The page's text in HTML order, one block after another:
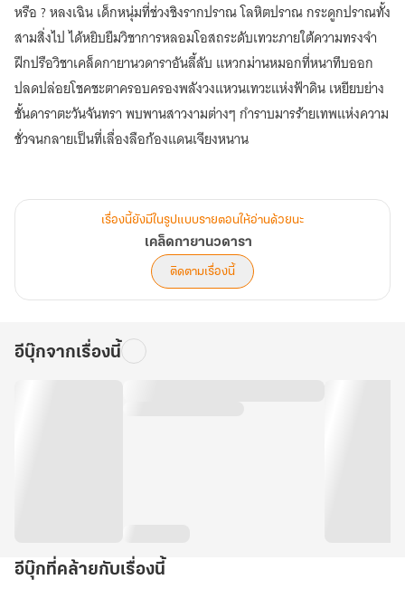
หรือ ? หลงเฉิน เด็กหนุ่มที่ช่วงชิงรากปราณ โลหิตปราณ กระดูกปราณทั้ง
สามสิ่งไป ได้หยิบยืมวิชาการหลอมโอสถระดับเทวะภายใต้ความทรงจำ
ฝึกปรือวิชาเคล็ดกายานวดาราอันลี้ลับ แหวกม่านหมอกที่หนาทึบออก
ปลดปล่อยโชคชะตาครอบครองพลังวงแหวนเทวะแห่งฟ้าดิน เหยียบย่าง
ชั้นดาราตะวันจันทรา พบพานสาวงามต่างๆ กำราบมารร้ายเทพแห่งความ
ชั่วจนกลายเป็นที่เลื่องลือก้องแดนเจียงหนาน
เรื่องนี้ยังมีในรูปแบบรายตอนให้อ่านด้วยนะ
เคล็ดกายานวดารา
ติดตามเรื่องนี้
อีบุ๊กจากเรื่องนี้
อีบุ๊กที่คล้ายกับเรื่องนี้